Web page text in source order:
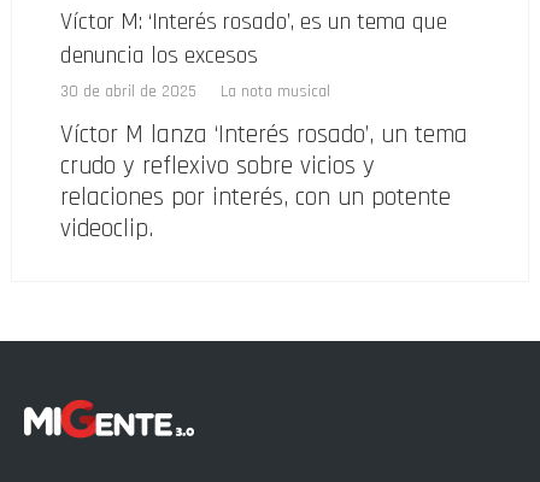
Víctor M: ‘Interés rosado’, es un tema que
denuncia los excesos
30 de abril de 2025 La nota musical
Víctor M lanza ‘Interés rosado’, un tema
crudo y reflexivo sobre vicios y
relaciones por interés, con un potente
videoclip.